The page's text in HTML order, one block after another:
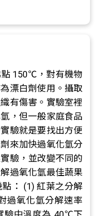
150℃，對有機物
漂白劑使用。攝取
有傷害。實驗室裡
，但一般家庭食品
驗就是要找出方便
來加快過氧化氫分
驗，並改變不同的
過氧化氫最佳蔬果
： (1) 紅葉之分解
過氧化氫分解速率